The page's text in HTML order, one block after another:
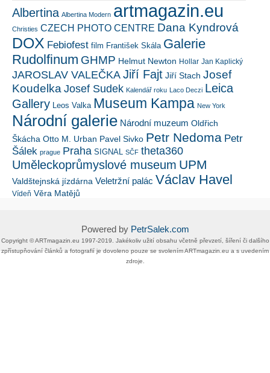
Albertina Albertina Modern artmagazin.eu
Christies CZECH PHOTO CENTRE Dana Kyndrová
DOX Febiofest film František Skála Galerie
Rudolfinum GHMP Helmut Newton Hollar Jan Kaplický
JAROSLAV VALEČKA Jiří Fajt Jiří Stach Josef
Koudelka Josef Sudek Kalendář roku Laco Deczi Leica
Gallery Leos Valka Museum Kampa New York
Národní galerie Národní muzeum Oldřich
Škácha Otto M. Urban Pavel Sivko Petr Nedoma Petr
Šálek prague Praha SIGNAL SČF theta360
Uměleckoprůmyslové museum UPM
Valdštejnská jízdárna Veletržní palác Václav Havel
Vídeň Věra Matějů
Powered by PetrSalek.com
Copyright ©​ ​​ARTmagazin.eu ​1997-2019​.​ Jakékoliv užití obsahu včetně převzetí, šíření či dalšího
zpřístupňování článků a fotografií je dovoleno pouze se svolením ​ARTmagazin.eu​ ​a s uvedením
zdroje.